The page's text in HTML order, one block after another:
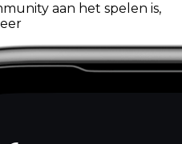
aan het spelen is,